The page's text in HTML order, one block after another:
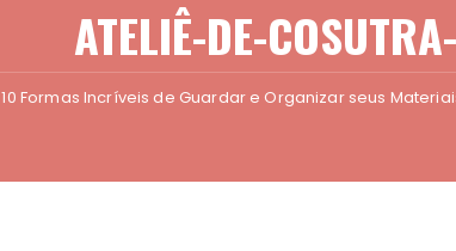
ATELIÊ-DE-
10 Formas Incríveis de Guardar e Organizar seus